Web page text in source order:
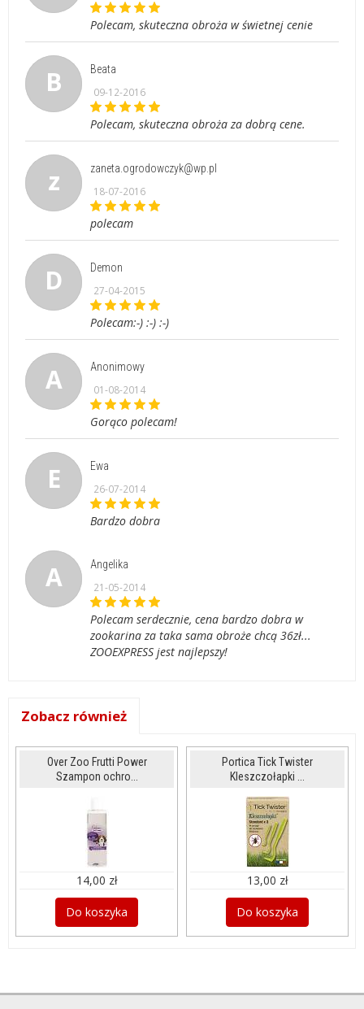
Polecam, skuteczna obroża w świetnej cenie
B
Beata
09-12-2016
Polecam, skuteczna obroża za dobrą cene.
z
zaneta.ogrodowczyk@wp.pl
18-07-2016
polecam
D
Demon
27-04-2015
Polecam:-) :-) :-)
A
Anonimowy
01-08-2014
Gorąco polecam!
E
Ewa
26-07-2014
Bardzo dobra
A
Angelika
21-05-2014
Polecam serdecznie, cena bardzo dobra w
zookarina za taka sama obroże chcą 36zł...
ZOOEXPRESS jest najlepszy!
Zobacz również
Over Zoo Frutti Power
Szampon ochro...
14,00 zł
Do koszyka
Portica Tick Twister
Kleszczołapki ...
13,00 zł
Do koszyka